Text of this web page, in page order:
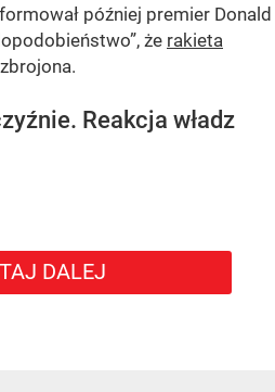
później premier Donald
, że rakieta
Reakcja władz
DALEJ